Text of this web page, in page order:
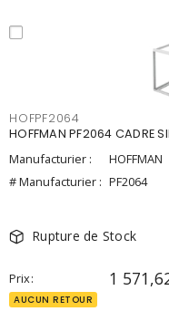
HOFPF2064
HOFFMAN PF2064 CADRE
Manufacturier :
HOFFMAN
# Manufacturier : PF2064
Rupture de Stock
Prix 1
AUCUN RETOUR